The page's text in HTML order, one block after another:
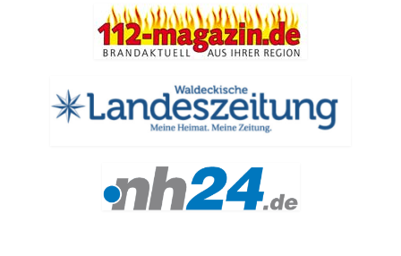
Tagesfahrt 2017
Fahrzeuge & Technik
Stützpunkt
Einsatzfahrzeuge
Einsatzleitwagen ELW 1
Hilfeleistungslöschgruppenfahrzeug HLF